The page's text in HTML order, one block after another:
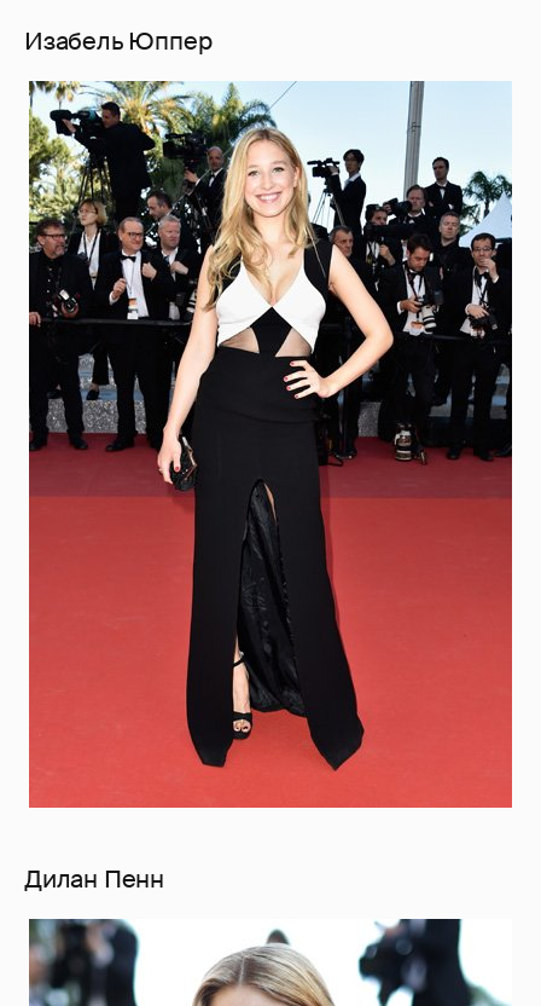
Изабель Юппер
Дилан Пенн